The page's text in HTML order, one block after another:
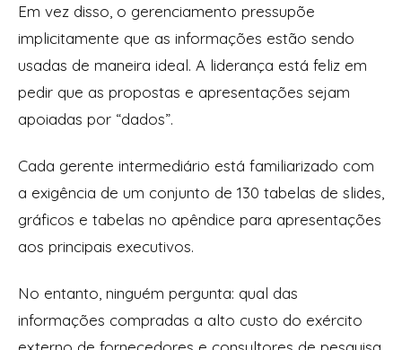
Em vez disso, o gerenciamento pressupõe
implicitamente que as informações estão sendo
usadas de maneira ideal. A liderança está feliz em
pedir que as propostas e apresentações sejam
apoiadas por “dados”.
Cada gerente intermediário está familiarizado com
a exigência de um conjunto de 130 tabelas de slides,
gráficos e tabelas no apêndice para apresentações
aos principais executivos.
No entanto, ninguém pergunta: qual das
informações compradas a alto custo do exército